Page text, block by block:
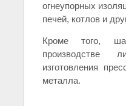
огнеупорных
печей, котлов и
Кроме того,
производстве
изготовления
металла.